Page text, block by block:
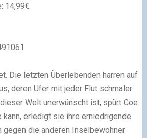
14,99€
Die letzten Überlebenden harren auf
deren Ufer mit jeder Flut schmaler
Welt unerwünscht ist, spürt Coe
kann, erledigt sie ihre erniedrigende
die anderen Inselbewohner